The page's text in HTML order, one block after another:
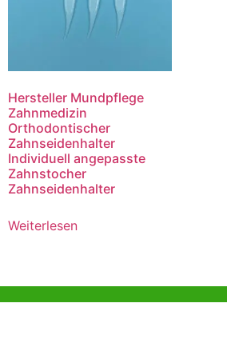
Hersteller Mundpflege
Zahnmedizin
Orthodontischer
Zahnseidenhalter
Individuell angepasste
Zahnstocher
Zahnseidenhalter
Weiterlesen